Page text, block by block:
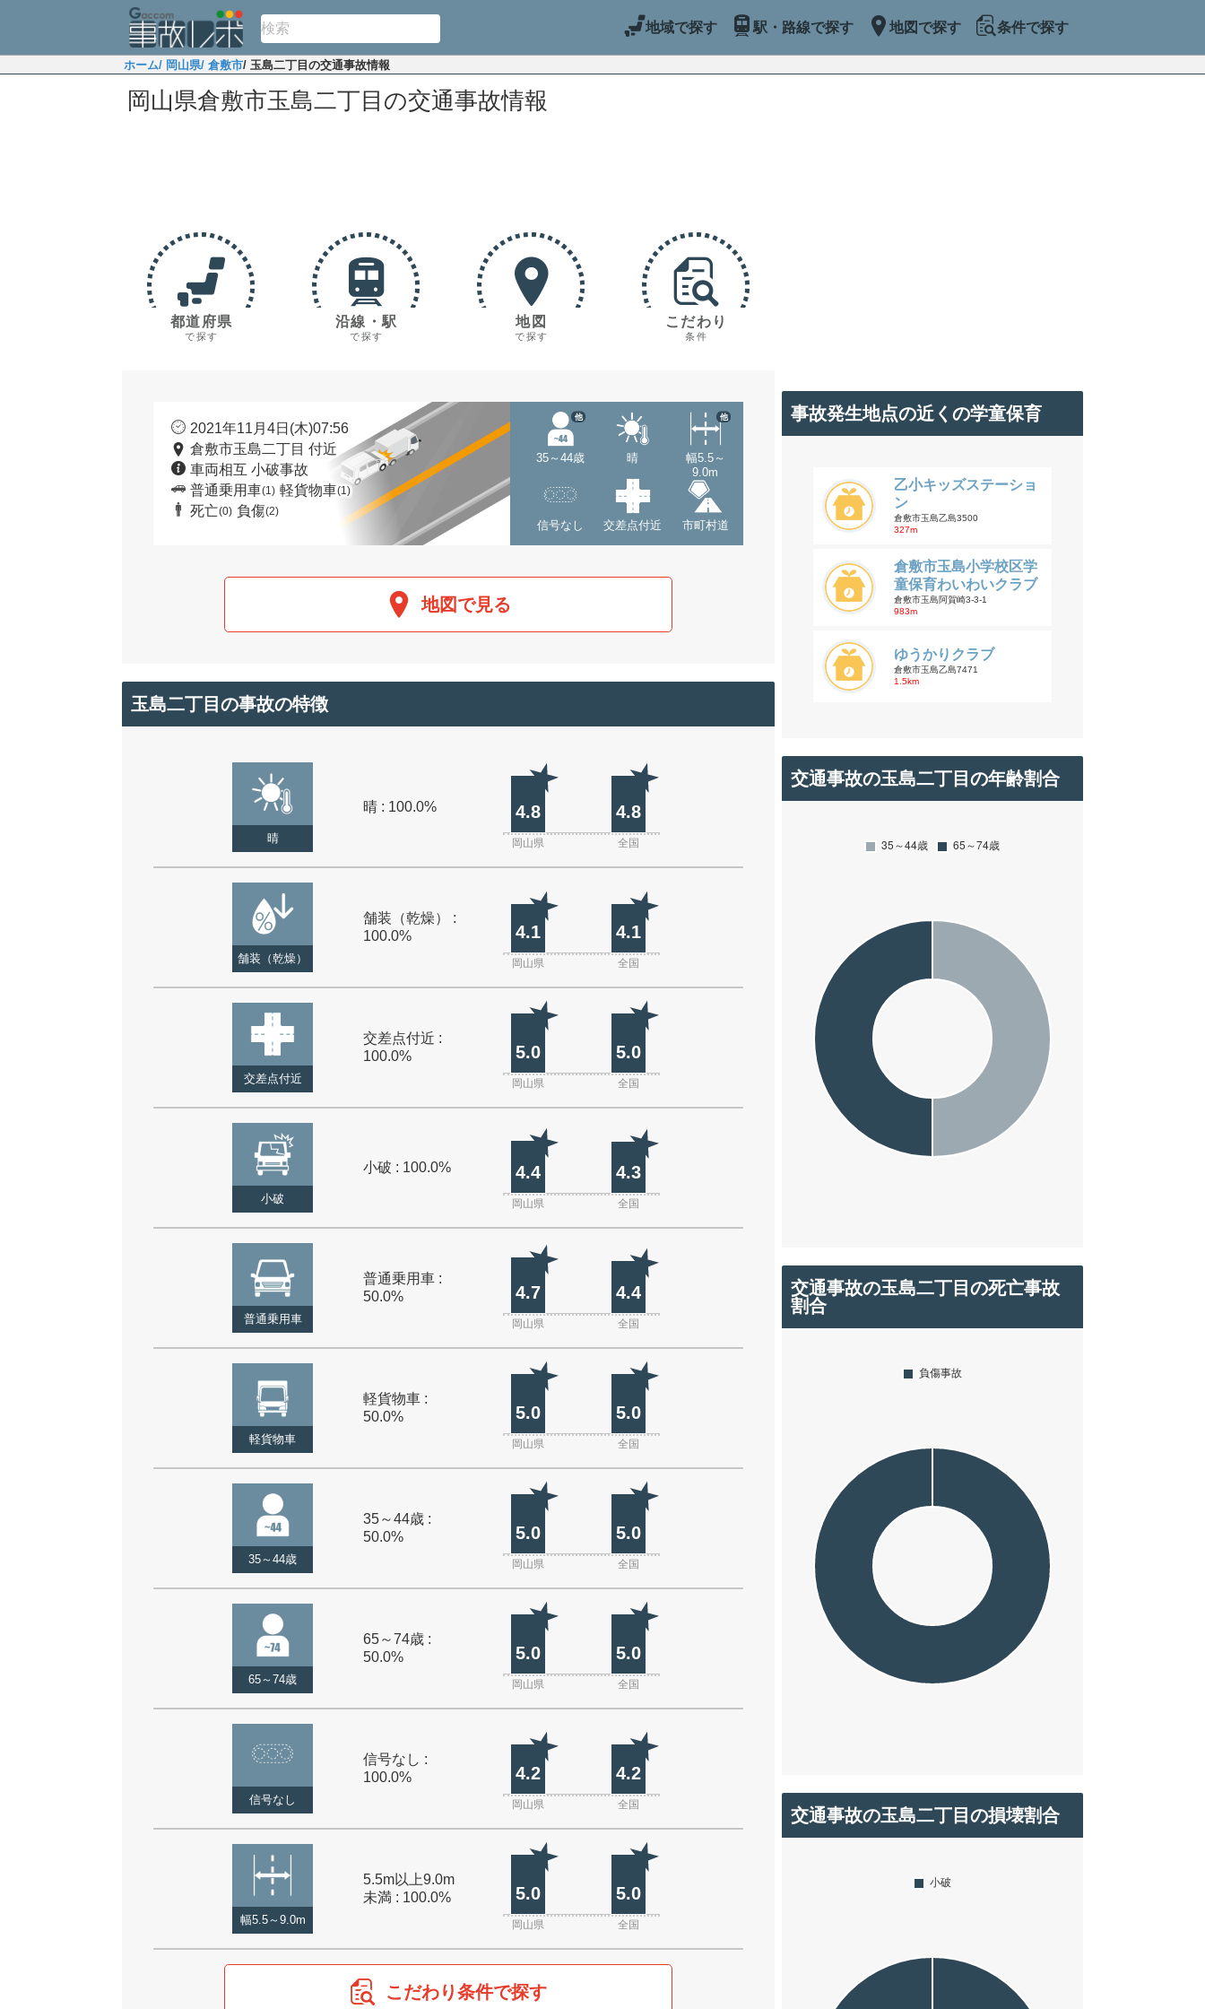
地域で探す 駅・路線で探す 地図で探す 条件で探す
ホーム/ 岡山県/ 倉敷市/ 玉島二丁目の交通事故情報
岡山県倉敷市玉島二丁目の交通事故情報
都道府県
で探す
沿線・駅
で探す
地図
で探す
こだわり
条件
2021年11月4日(木)07:56
倉敷市玉島二丁目 付近
車両相互 小破事故
普通乗用車(1) 軽貨物車(1)
死亡(0) 負傷(2)
35～44歳
他
晴
幅5.5～
9.0m
他
信号なし 交差点付近 市町村道
地図で見る
玉島二丁目の事故の特徴
晴
晴 : 100.0% 4.8 4.8
岡山県 全国
舗装（乾燥）
舗装（乾燥） :
100.0%
4.1 4.1
岡山県 全国
交差点付近
交差点付近 :
100.0%
5.0 5.0
岡山県 全国
小破
小破 : 100.0% 4.4 4.3
岡山県 全国
普通乗用車
普通乗用車 :
50.0%
4.7 4.4
岡山県 全国
軽貨物車
軽貨物車 :
50.0%
5.0 5.0
岡山県 全国
35～44歳
35～44歳 :
50.0%
5.0 5.0
岡山県 全国
65～74歳
65～74歳 :
50.0%
5.0 5.0
岡山県 全国
信号なし
信号なし :
100.0%
4.2 4.2
岡山県 全国
幅5.5～9.0m
5.5m以上9.0m
未満 : 100.0%
5.0 5.0
岡山県 全国
こだわり条件で探す
事故発生地点の近くの学童保育
乙小キッズステーショ
ン
倉敷市玉島乙島3500
327m
倉敷市玉島小学校区学
童保育わいわいクラブ
倉敷市玉島阿賀崎3-3-1
983m
ゆうかりクラブ
倉敷市玉島乙島7471
1.5km
交通事故の玉島二丁目の年齢割合
交通事故の玉島二丁目の死亡事故
割合
交通事故の玉島二丁目の損壊割合